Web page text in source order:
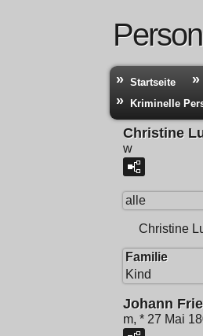
Startseite
Kriminelle
Christine
w
alle
Christine
Familie
Kind
Johann
m, * 27 Mai